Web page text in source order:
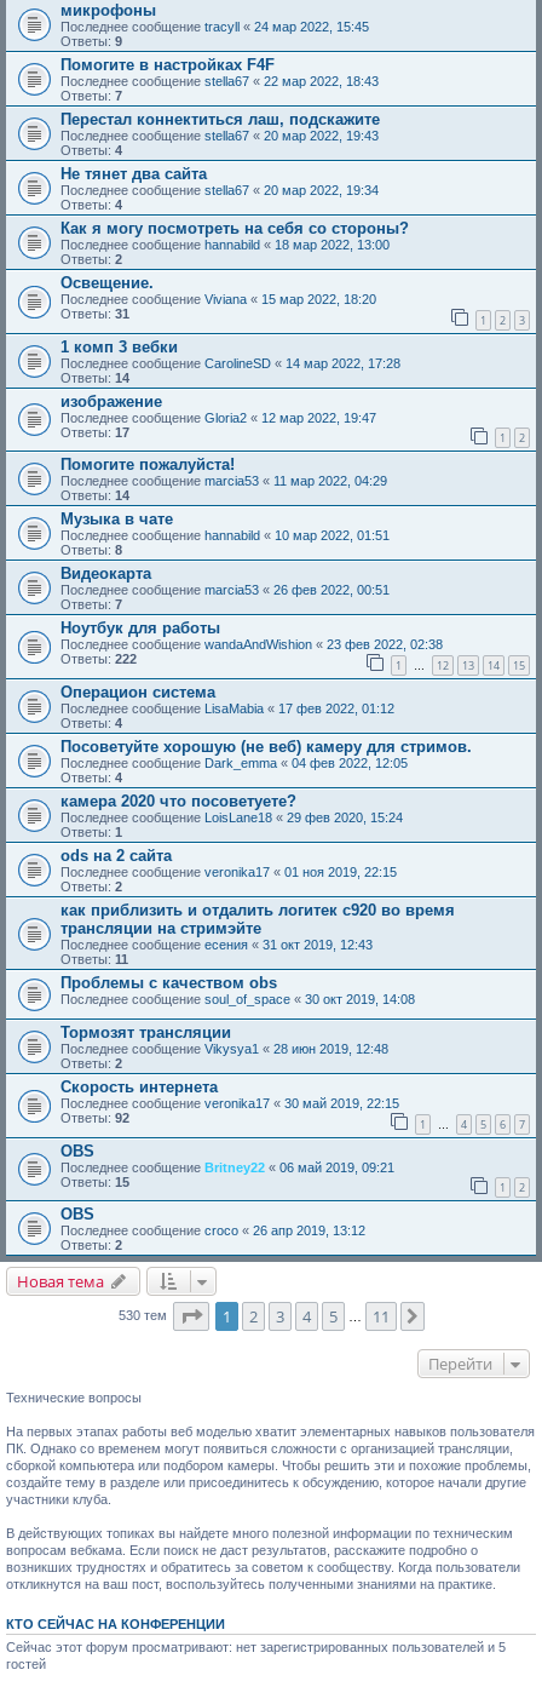
микрофоны
Последнее сообщение tracyll « 24 мар 2022, 15:45
Ответы: 9
Помогите в настройках F4F
Последнее сообщение stella67 « 22 мар 2022, 18:43
Ответы: 7
Перестал коннектиться лаш, подскажите
Последнее сообщение stella67 « 20 мар 2022, 19:43
Ответы: 4
Не тянет два сайта
Последнее сообщение stella67 « 20 мар 2022, 19:34
Ответы: 4
Как я могу посмотреть на себя со стороны?
Последнее сообщение hannabild « 18 мар 2022, 13:00
Ответы: 2
Освещение.
Последнее сообщение Viviana « 15 мар 2022, 18:20
Ответы: 31 1 2 3
1 комп 3 вебки
Последнее сообщение CarolineSD « 14 мар 2022, 17:28
Ответы: 14
изображение
Последнее сообщение Gloria2 « 12 мар 2022, 19:47
Ответы: 17 1 2
Помогите пожалуйста!
Последнее сообщение marcia53 « 11 мар 2022, 04:29
Ответы: 14
Музыка в чате
Последнее сообщение hannabild « 10 мар 2022, 01:51
Ответы: 8
Видеокарта
Последнее сообщение marcia53 « 26 фев 2022, 00:51
Ответы: 7
Ноутбук для работы
Последнее сообщение wandaAndWishion « 23 фев 2022, 02:38
Ответы: 222 1 … 12 13 14 15
Операцион система
Последнее сообщение LisaMabia « 17 фев 2022, 01:12
Ответы: 4
Посоветуйте хорошую (не веб) камеру для стримов.
Последнее сообщение Dark_emma « 04 фев 2022, 12:05
Ответы: 4
камера 2020 что посоветуете?
Последнее сообщение LoisLane18 « 29 фев 2020, 15:24
Ответы: 1
ods на 2 сайта
Последнее сообщение veronika17 « 01 ноя 2019, 22:15
Ответы: 2
как приблизить и отдалить логитек с920 во время
трансляции на стримэйте
Последнее сообщение есения « 31 окт 2019, 12:43
Ответы: 11
Проблемы с качеством obs
Последнее сообщение soul_of_space « 30 окт 2019, 14:08
Тормозят трансляции
Последнее сообщение Vikysya1 « 28 июн 2019, 12:48
Ответы: 2
Скорость интернета
Последнее сообщение veronika17 « 30 май 2019, 22:15
Ответы: 92 1 … 4 5 6 7
OBS
Последнее сообщение Britney22 « 06 май 2019, 09:21
Ответы: 15 1 2
OBS
Последнее сообщение croco « 26 апр 2019, 13:12
Ответы: 2
Новая тема
530 тем Страница1 из
1 2 3 4 5 11
Перейти
Технические вопросы
На первых этапах работы веб моделью хватит элементарных навыков пользователя
ПК. Однако со временем могут появиться сложности с организацией трансляции,
сборкой компьютера или подбором камеры. Чтобы решить эти и похожие проблемы,
создайте тему в разделе или присоединитесь к обсуждению, которое начали другие
участники клуба.
В действующих топиках вы найдете много полезной информации по техническим
вопросам вебкама. Если поиск не даст результатов, расскажите подробно о
возникших трудностях и обратитесь за советом к сообществу. Когда пользователи
откликнутся на ваш пост, воспользуйтесь полученными знаниями на практике.
КТО СЕЙЧАС НА КОНФЕРЕНЦИИ
Сейчас этот форум просматривают: нет зарегистрированных пользователей и 5
гостей